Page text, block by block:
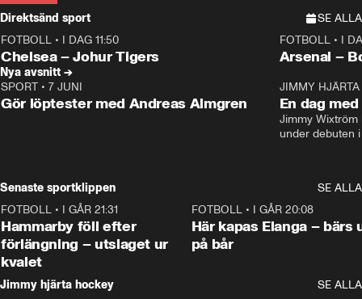
Direktsänd sport
SE ALLA
Plus
FOTBOLL • I DAG 11:50
Chelsea – Johur Tigers
Plus
FOTBOLL• I
Arsenal –
Nya avsnitt →
SPORT • 7 JUNI
Gör löptester med Andreas Almgren
JIMMY
En dag
Jimmy
under debuten
Senaste sportklippen
SE ALLA
FOTBOLL • I GÅR 21:31
Hammarby föll efter
förlängning – utslaget ur
kvalet
FOTBOLL• I GÅR 20:08
Här kapas Elanga – bärs
på bår
Jimmy hjärta hockey
SE ALLA